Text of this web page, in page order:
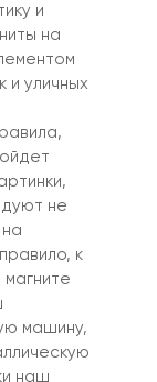
и
на
и уличных
не
к
магните
машину,
наш